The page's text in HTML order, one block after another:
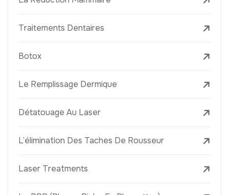
Traitements Dentaires
Botox
Le Remplissage Dermique
Détatouage Au Laser
L’élimination Des Taches De Rousseur
Laser Treatments